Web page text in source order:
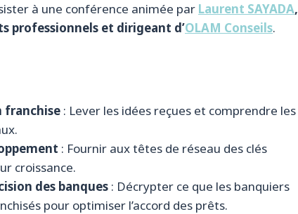
à une conférence animée par Laurent SAYADA,
professionnels et dirigeant d’OLAM Conseils.
franchise : Lever les idées reçues et comprendre les
: Fournir aux têtes de réseau des clés
croissance.
des banques : Décrypter ce que les banquiers
pour optimiser l’accord des prêts.